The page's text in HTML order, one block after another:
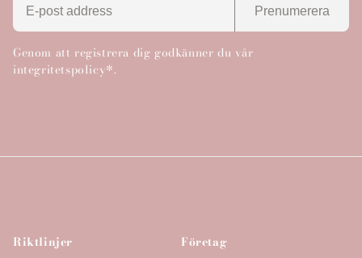
Prenumerera
Genom att registrera dig godkänner du vår
integritetspolicy*.
Riktlinjer
Företag